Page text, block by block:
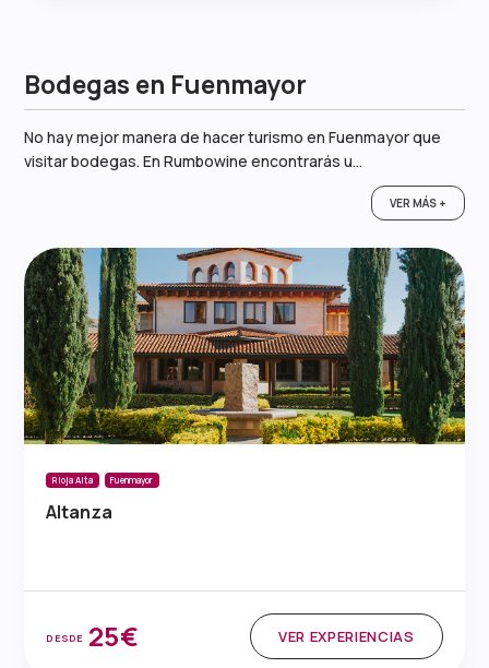
Bodegas en Fuenmayor
No hay mejor manera de hacer turismo en Fuenmayor que
visitar bodegas. En Rumbowine encontrarás u...
VER MÁS +
Rioja Alta Fuenmayor
Altanza
DESDE 25€ VER EXPERIENCIAS